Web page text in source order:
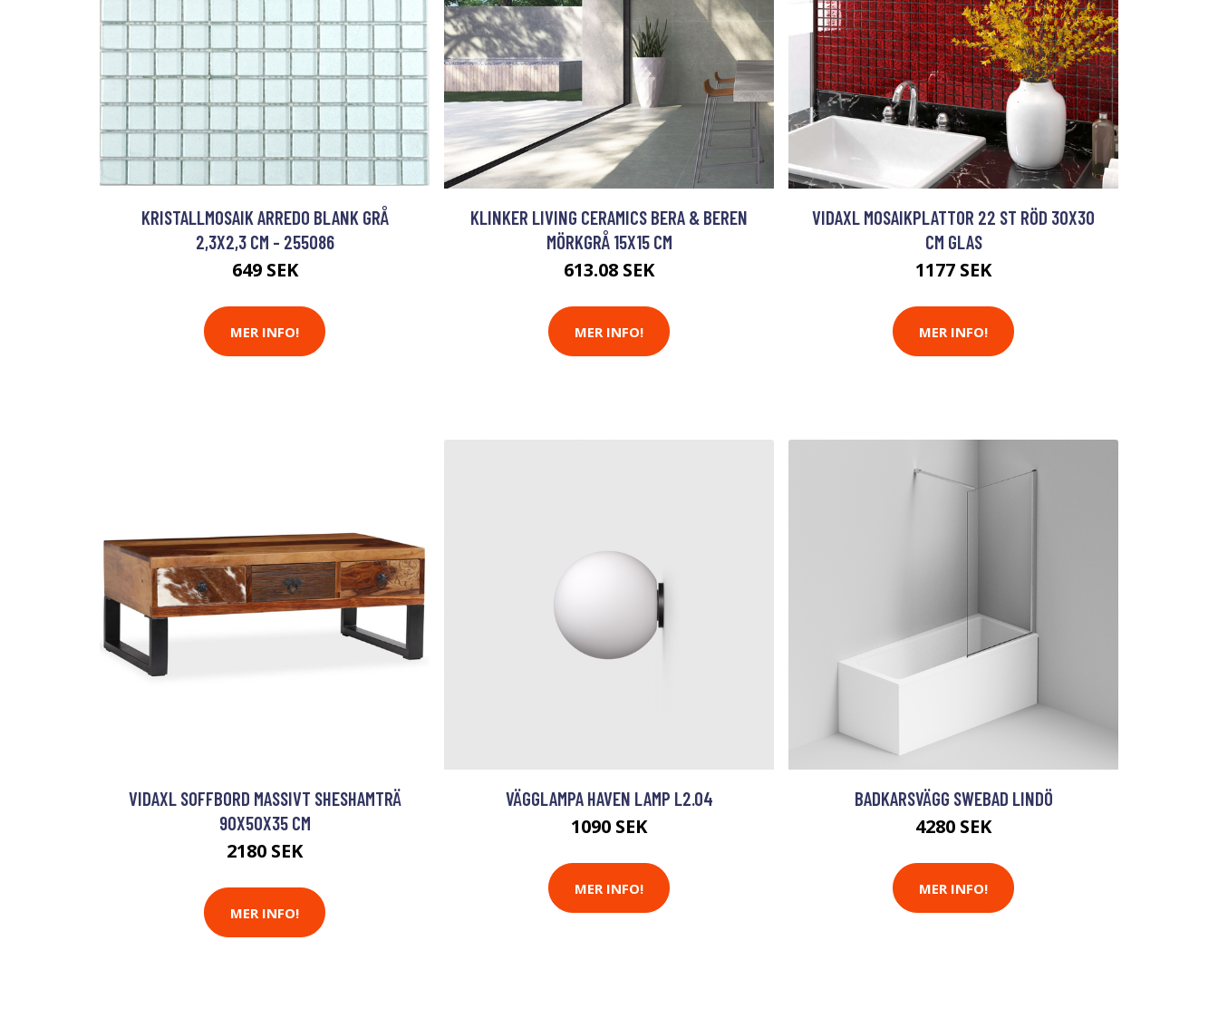
KRISTALLMOSAIK ARREDO BLANK GRÅ
2,3X2,3 CM - 255086
649 SEK
MER INFO!
KLINKER LIVING CERAMICS BERA & BEREN
MÖRKGRÅ 15X15 CM
613.08 SEK
MER INFO!
VIDAXL MOSAIKPLATTOR 22 ST RÖD 30X30
CM GLAS
1177 SEK
MER INFO!
VIDAXL SOFFBORD MASSIVT SHESHAMTRÄ
90X50X35 CM
2180 SEK
MER INFO!
VÄGGLAMPA HAVEN LAMP L2.04
1090 SEK
MER INFO!
BADKARSVÄGG SWEBAD LINDÖ
4280 SEK
MER INFO!